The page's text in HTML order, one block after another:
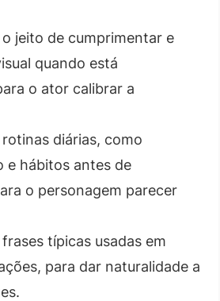
o jeito de cumprimentar e
quando está
o ator calibrar a
rotinas diárias, como
e hábitos antes de
o personagem parecer
frases típicas usadas em
para dar naturalidade a